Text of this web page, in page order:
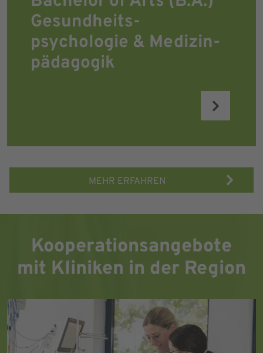
Gesundheits-
psychologie & Medizin­
pädagogik
MEHR ERFAHREN
Kooperationsangebote
mit Kliniken in der Region